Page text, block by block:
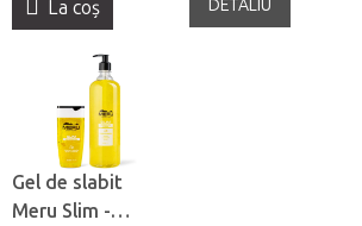
La coş
DETALIU
Gel de slabit
Meru Slim -